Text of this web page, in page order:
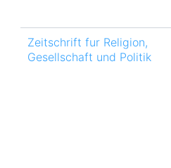
Zeitschrift fur Religion,
Gesellschaft und Politik